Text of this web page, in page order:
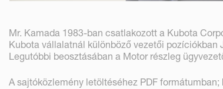
Mr. Kamada 1983-ban csatlakozott a Kubota
Kubota vállalatnál különböző vezetői pozíciókban
Legutóbbi beosztásában a Motor részleg
A sajtóközlemény letöltéséhez PDF formátumban;